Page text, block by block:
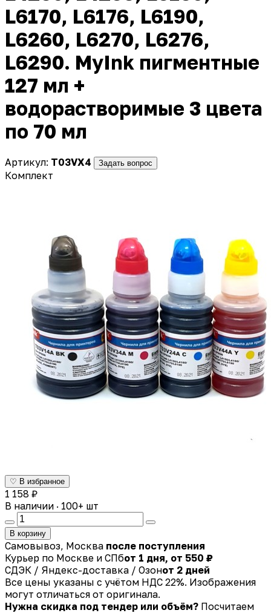
L6170, L6176, L6190,
L6260, L6270, L6276,
L6290. MyInk пигментные
127 мл +
водорастворимые 3 цвета
по 70 мл
Артикул: T03VX4 Задать вопрос
Комплект
♡ В избранное
1 158 ₽
В наличии · 100+ шт
В корзину
Самовывоз, Москва после поступления
Курьер по Москве и СПбот 1 дня, от 550 ₽
СДЭК / Яндекс-доставка / Озонот 2 дней
Все цены указаны с учётом НДС 22%. Изображения
могут отличаться от оригинала.
Нужна скидка под тендер или объём? Посчитаем